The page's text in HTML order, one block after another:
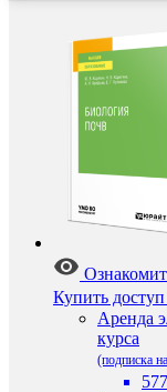
Купить доступ
Аренда
курса
(подписка